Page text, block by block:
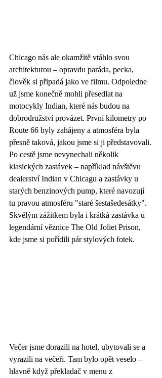
Chicago nás ale okamžitě vtáhlo svou
architekturou – opravdu paráda, pecka,
člověk si připadá jako ve filmu. Odpoledne
už jsme konečně mohli přesedlat na
motocykly Indian, které nás budou na
dobrodružství provázet. První kilometry po
Route 66 byly zahájeny a atmosféra byla
přesně taková, jakou jsme si ji představovali.
Po cestě jsme nevynechali několik
klasických zastávek – například návštěvu
dealerství Indian v Chicagu a zastávky u
starých benzinových pump, které navozují
tu pravou atmosféru "staré šestašedesátky".
Skvělým zážitkem byla i krátká zastávka u
legendární věznice The Old Joliet Prison,
kde jsme si pořídili pár stylových fotek.
Večer jsme dorazili na hotel, ubytovali se a
vyrazili na večeři. Tam bylo opět veselo –
hlavně když překladač v menu z